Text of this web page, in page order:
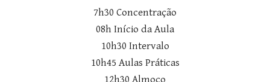
7h30 Concentração
08h Início da Aula
10h30 Intervalo
10h45 Aulas Práticas
12h30 Almoço